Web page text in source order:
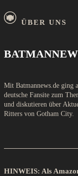
ÜBER UNS
Mit Batmannews.de ging
deutsche Fansite zum
und diskutieren über
Ritters von Gotham City.
HINWEIS: Als